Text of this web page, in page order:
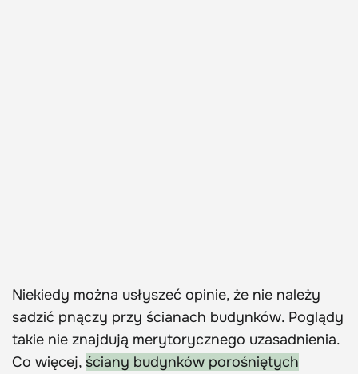
Niekiedy można usłyszeć opinie, że nie należy
sadzić pnączy przy ścianach budynków. Poglądy
takie nie znajdują merytorycznego uzasadnienia.
Co więcej, ściany budynków porośniętych